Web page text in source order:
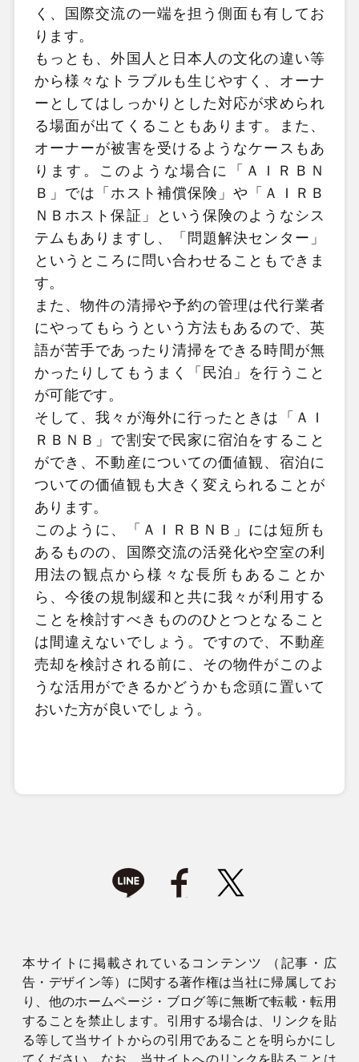
く、国際交流の一端を担う側面も有してお
ります。
もっとも、外国人と日本人の文化の違い等
から様々なトラブルも生じやすく、オーナ
ーとしてはしっかりとした対応が求められ
る場面が出てくることもあります。また、
オーナーが被害を受けるようなケースもあ
ります。このような場合に「ＡＩＲＢＮ
Ｂ」では「ホスト補償保険」や「ＡＩＲＢ
ＮＢホスト保証」という保険のようなシス
テムもありますし、「問題解決センター」
というところに問い合わせることもできま
す。
また、物件の清掃や予約の管理は代行業者
にやってもらうという方法もあるので、英
語が苦手であったり清掃をできる時間が無
かったりしてもうまく「民泊」を行うこと
が可能です。
そして、我々が海外に行ったときは「ＡＩ
ＲＢＮＢ」で割安で民家に宿泊をすること
ができ、不動産についての価値観、宿泊に
ついての価値観も大きく変えられることが
あります。
このように、「ＡＩＲＢＮＢ」には短所も
あるものの、国際交流の活発化や空室の利
用法の観点から様々な長所もあることか
ら、今後の規制緩和と共に我々が利用する
ことを検討すべきもののひとつとなること
は間違えないでしょう。ですので、不動産
売却を検討される前に、その物件がこのよ
うな活用ができるかどうかも念頭に置いて
おいた方が良いでしょう。
本サイトに掲載されているコンテンツ （記事・広
告・デザイン等）に関する著作権は当社に帰属してお
り、他のホームページ・ブログ等に無断で転載・転用
することを禁止します。引用する場合は、リンクを貼
る等して当サイトからの引用であることを明らかにし
てください。なお、当サイトへのリンクを貼ることは